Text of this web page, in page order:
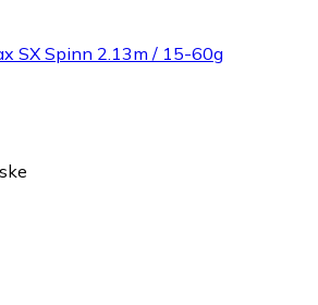
SX Spinn 2.13m / 15-60g